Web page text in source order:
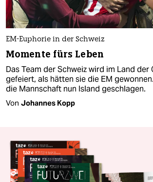
EM-Euphorie in der Schweiz
Momente fürs Leben
Das Team der Schweiz wird im Land der
gefeiert, als hätten sie die EM
die Mannschaft nun Island geschlagen.
Von Johannes Kopp